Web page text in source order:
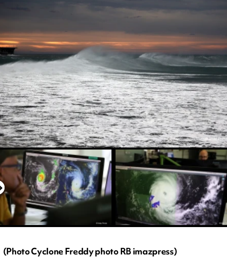
(Photo Cyclone Freddy photo RB imazpress)